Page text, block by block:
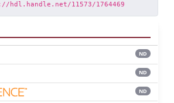
hdl.handle.net/11573/1764469
ND
ND
ND